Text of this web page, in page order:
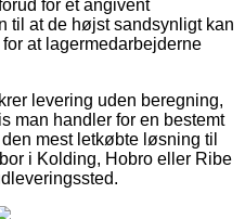
for et angivent
til at de højst sandsynligt kan
at lagermedarbejderne
levering uden beregning,
man handler for en bestemt
mest letkøbte løsning til
i Kolding, Hobro eller Ribe